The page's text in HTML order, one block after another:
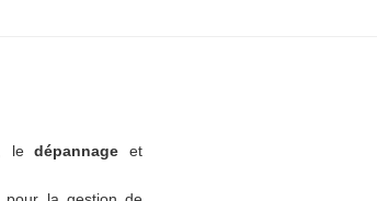
, ledépannage et